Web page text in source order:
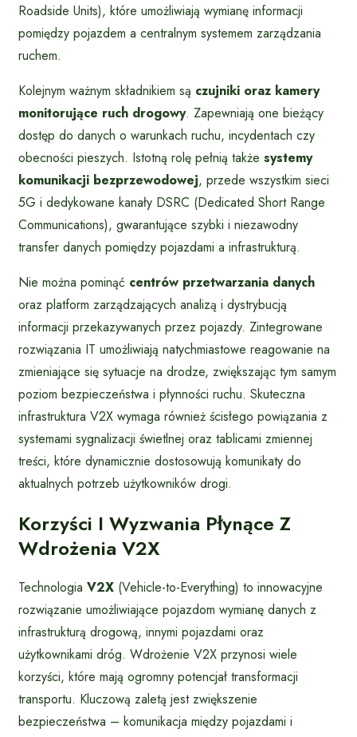
Roadside Units), które umożliwiają wymianę informacji
pomiędzy pojazdem a centralnym systemem zarządzania
ruchem.
Kolejnym ważnym składnikiem są czujniki oraz kamery
monitorujące ruch drogowy. Zapewniają one bieżący
dostęp do danych o warunkach ruchu, incydentach czy
obecności pieszych. Istotną rolę pełnią także systemy
komunikacji bezprzewodowej, przede wszystkim sieci
5G i dedykowane kanały DSRC (Dedicated Short Range
Communications), gwarantujące szybki i niezawodny
transfer danych pomiędzy pojazdami a infrastrukturą.
Nie można pominąć centrów przetwarzania danych
oraz platform zarządzających analizą i dystrybucją
informacji przekazywanych przez pojazdy. Zintegrowane
rozwiązania IT umożliwiają natychmiastowe reagowanie na
zmieniające się sytuacje na drodze, zwiększając tym samym
poziom bezpieczeństwa i płynności ruchu. Skuteczna
infrastruktura V2X wymaga również ścisłego powiązania z
systemami sygnalizacji świetlnej oraz tablicami zmiennej
treści, które dynamicznie dostosowują komunikaty do
aktualnych potrzeb użytkowników drogi.
Korzyści I Wyzwania Płynące Z
Wdrożenia V2X
Technologia V2X (Vehicle-to-Everything) to innowacyjne
rozwiązanie umożliwiające pojazdom wymianę danych z
infrastrukturą drogową, innymi pojazdami oraz
użytkownikami dróg. Wdrożenie V2X przynosi wiele
korzyści, które mają ogromny potencjał transformacji
transportu. Kluczową zaletą jest zwiększenie
bezpieczeństwa – komunikacja między pojazdami i